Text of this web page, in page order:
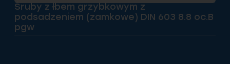
Śruby z łbem grzybkowym z
podsadzeniem (zamkowe) DIN 603 8.8 oc.B
pgw